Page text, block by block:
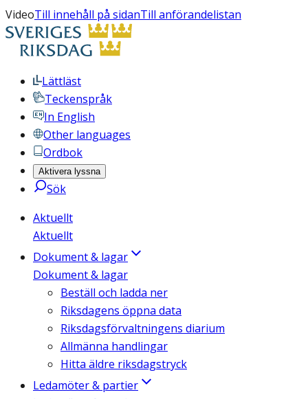
VideoTill innehåll på sidanTill anförandelistan
Lättläst
Teckenspråk
In English
Other languages
Ordbok
Aktivera lyssna
Sök
Aktuellt
Aktuellt
Dokument & lagar
Dokument & lagar
Beställ och ladda ner
Riksdagens öppna data
Riksdagsförvaltningens diarium
Allmänna handlingar
Hitta äldre riksdagstryck
Ledamöter & partier